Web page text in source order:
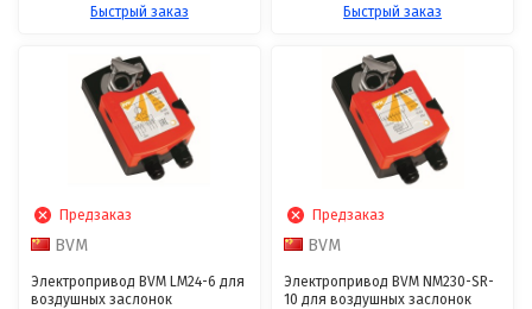
Быстрый заказ Быстрый заказ
Предзаказ
BVM
Электропривод BVM LM24-6 для
воздушных заслонок
Предзаказ
BVM
Электропривод BVM NM230-SR-
10 для воздушных заслонок